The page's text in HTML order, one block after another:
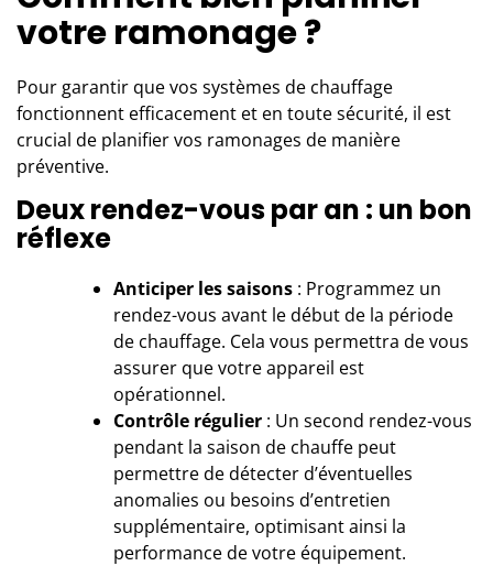
votre ramonage ?
Pour garantir que vos systèmes de chauffage
fonctionnent efficacement et en toute sécurité, il est
crucial de planifier vos ramonages de manière
préventive.
Deux rendez-vous par an : un bon
réflexe
Anticiper les saisons : Programmez un
rendez-vous avant le début de la période
de chauffage. Cela vous permettra de vous
assurer que votre appareil est
opérationnel.
Contrôle régulier : Un second rendez-vous
pendant la saison de chauffe peut
permettre de détecter d’éventuelles
anomalies ou besoins d’entretien
supplémentaire, optimisant ainsi la
performance de votre équipement.